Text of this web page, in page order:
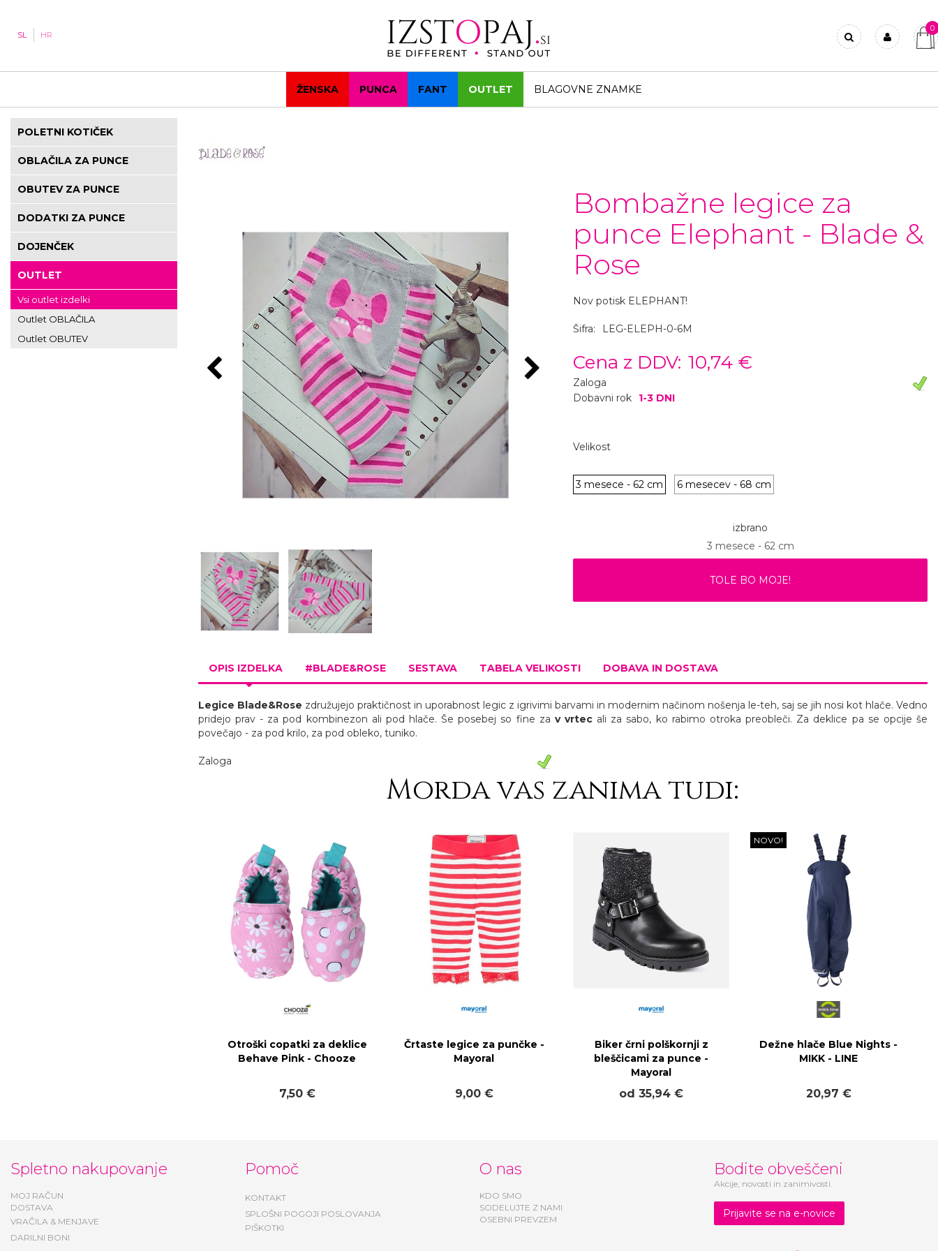
SL HR
0
ŽENSKA PUNCA FANT OUTLET BLAGOVNE ZNAMKE
POLETNI KOTIČEK
OBLAČILA ZA PUNCE
OBUTEV ZA PUNCE
DODATKI ZA PUNCE
DOJENČEK
OUTLET
Vsi outlet izdelki
Outlet OBLAČILA
Outlet OBUTEV
Bombažne legice za
punce Elephant - Blade &
Rose
Nov potisk ELEPHANT!
Šifra: LEG-ELEPH-0-6M
Cena z DDV: 10,74 €
Zaloga
Dobavni rok
1-3 DNI
Velikost
3 mesece - 62 cm 6 mesecev - 68 cm
izbrano
3 mesece - 62 cm
TOLE BO MOJE!
OPIS IZDELKA #BLADE&ROSE SESTAVA TABELA VELIKOSTI DOBAVA IN DOSTAVA
Legice Blade&Rose združujejo praktičnost in uporabnost legic z igrivimi barvami in modernim načinom nošenja le-teh, saj se jih nosi kot hlače. Vedno
pridejo prav - za pod kombinezon ali pod hlače. Še posebej so fine za v vrtec ali za sabo, ko rabimo otroka preobleči. Za deklice pa se opcije še
povečajo - za pod krilo, za pod obleko, tuniko.
Zaloga
Morda vas zanima tudi:
Otroški copatki za deklice
Behave Pink - Chooze
7,50 €
Črtaste legice za punčke -
Mayoral
9,00 €
Biker črni polškornji z
bleščicami za punce -
Mayoral
od 35,94 €
NOVO!
Dežne hlače Blue Nights -
MIKK - LINE
20,97 €
Spletno nakupovanje
MOJ RAČUN
DOSTAVA
VRAČILA & MENJAVE
DARILNI BONI
Pomoč
KONTAKT
SPLOŠNI POGOJI POSLOVANJA
PIŠKOTKI
O nas
KDO SMO
SODELUJTE Z NAMI
OSEBNI PREVZEM
Bodite obveščeni
Akcije, novosti in zanimivosti.
Prijavite se na e-novice